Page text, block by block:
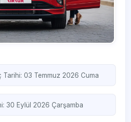
Tarihi: 03 Temmuz 2026 Cuma
30 Eylül 2026 Çarşamba